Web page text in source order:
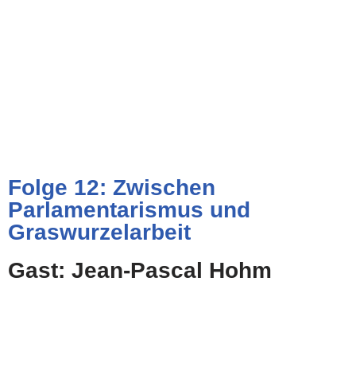
Folge 12: Zwischen
Parlamentarismus und
Graswurzelarbeit
Gast: Jean-Pascal Hohm